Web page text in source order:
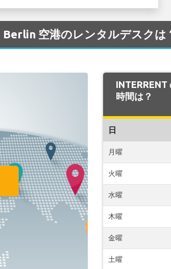
空港のレンタルデスクは
時間は？
日
月曜
火曜
水曜
木曜
金曜
土曜